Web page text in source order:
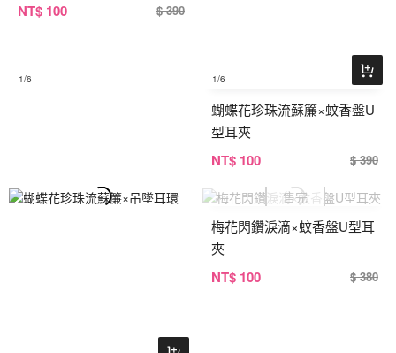
1/6
NT$ 100 $ 390
1/6
蝴蝶花珍珠流蘇簾×蚊香盤U
型耳夾
NT$ 100 $ 390
梅花閃鑽淚滴×蚊香盤U型耳
夾
NT$ 100 $ 380